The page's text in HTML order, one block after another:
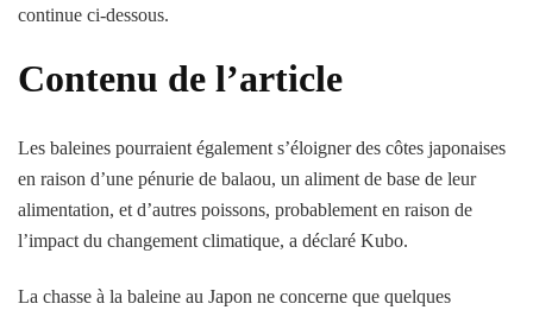
continue ci-dessous.
Contenu de l’article
Les baleines pourraient également s’éloigner des côtes japonaises
en raison d’une pénurie de balaou, un aliment de base de leur
alimentation, et d’autres poissons, probablement en raison de
l’impact du changement climatique, a déclaré Kubo.
La chasse à la baleine au Japon ne concerne que quelques